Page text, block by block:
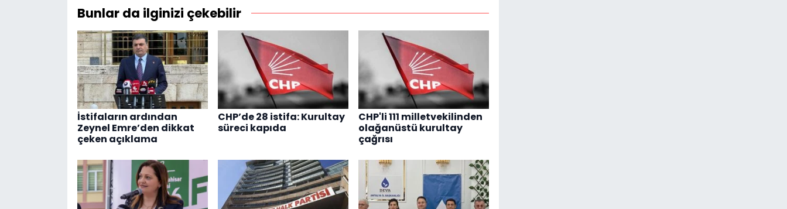
Bunlar da ilginizi çekebilir
İstifaların ardından
Zeynel Emre’den dikkat
çeken açıklama
CHP’de 28 istifa: Kurultay
süreci kapıda
CHP'li 111 milletvekilinden
olağanüstü kurultay
çağrısı